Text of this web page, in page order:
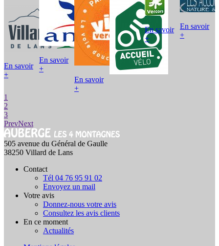
En savoir
+
En savoir
+
En savoir
+
En savoir
+
En savoir
+
1
2
3
PrevNext
505 avenue du Général de Gaulle
38250 Villard de Lans
Contact
Tél 04 76 95 91 02
Envoyez un mail
Votre avis
Donnez-nous votre avis
Consultez les avis clients
En ce moment
Actualités